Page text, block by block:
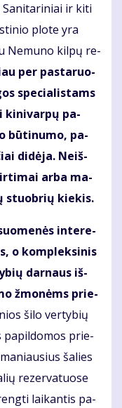
ir ki­ti
plo­te yra
Ne­mu­no kil­pų re­
per pas­ta­ruo­
spe­cia­lis­tams
ki­ni­var­pų pa­
bū­ti­nu­mo, pa­
di­dė­ja. Ne­iš­
ar­ba ma­
stuob­rių kie­kis.
in­te­re­
o kom­plek­si­nis
dar­naus iš­
žmo­nėms prie­
ši­lo ver­ty­bių
pa­pil­do­mos prie­
ša­lies
re­zer­va­tuo­se
lai­kan­tis pa­